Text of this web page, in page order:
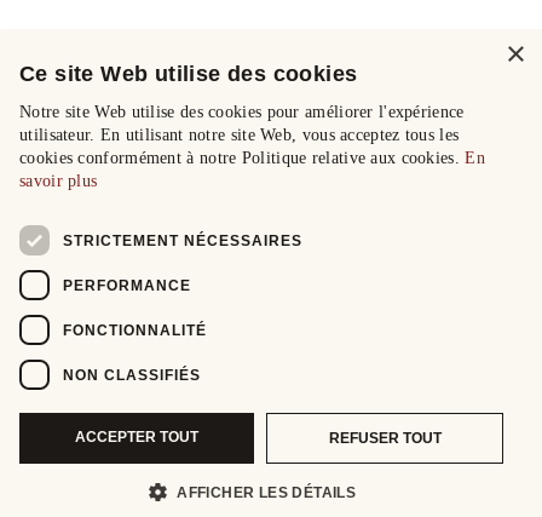
×
Ce site Web utilise des cookies
Notre site Web utilise des cookies pour améliorer l'expérience
utilisateur. En utilisant notre site Web, vous acceptez tous les
cookies conformément à notre Politique relative aux cookies.En
savoir plus
STRICTEMENT NÉCESSAIRES
PERFORMANCE
FONCTIONNALITÉ
NON CLASSIFIÉS
ACCEPTER TOUT REFUSER TOUT
AFFICHER LES DÉTAILS